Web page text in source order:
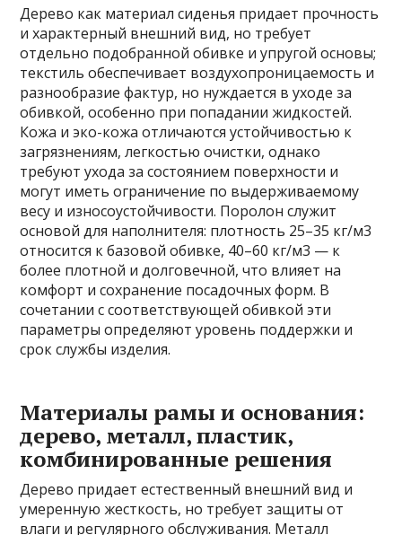
Дерево как материал сиденья придает прочность
и характерный внешний вид, но требует
отдельно подобранной обивке и упругой основы;
текстиль обеспечивает воздухопроницаемость и
разнообразие фактур, но нуждается в уходе за
обивкой, особенно при попадании жидкостей.
Кожа и эко-кожа отличаются устойчивостью к
загрязнениям, легкостью очистки, однако
требуют ухода за состоянием поверхности и
могут иметь ограничение по выдерживаемому
весу и износоустойчивости. Поролон служит
основой для наполнителя: плотность 25–35 кг/м3
относится к базовой обивке, 40–60 кг/м3 — к
более плотной и долговечной, что влияет на
комфорт и сохранение посадочных форм. В
сочетании с соответствующей обивкой эти
параметры определяют уровень поддержки и
срок службы изделия.
Материалы рамы и основания:
дерево, металл, пластик,
комбинированные решения
Дерево придает естественный внешний вид и
умеренную жесткость, но требует защиты от
влаги и регулярного обслуживания. Металл